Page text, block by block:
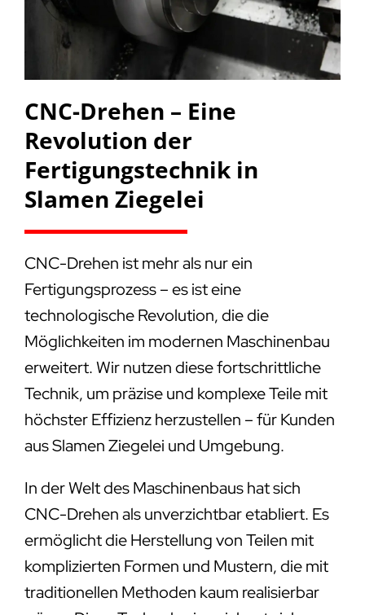
CNC-Drehen – Eine
Revolution der
Fertigungstechnik in
Slamen Ziegelei
CNC-Drehen ist mehr als nur ein
Fertigungsprozess – es ist eine
technologische Revolution, die die
Möglichkeiten im modernen Maschinenbau
erweitert. Wir nutzen diese fortschrittliche
Technik, um präzise und komplexe Teile mit
höchster Effizienz herzustellen – für Kunden
aus Slamen Ziegelei und Umgebung.
In der Welt des Maschinenbaus hat sich
CNC-Drehen als unverzichtbar etabliert. Es
ermöglicht die Herstellung von Teilen mit
komplizierten Formen und Mustern, die mit
traditionellen Methoden kaum realisierbar